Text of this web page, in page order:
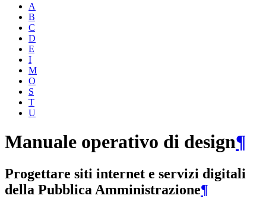
A
B
C
D
E
I
M
O
S
T
U
Manuale operativo di design¶
Progettare siti internet e servizi digitali
della Pubblica Amministrazione¶